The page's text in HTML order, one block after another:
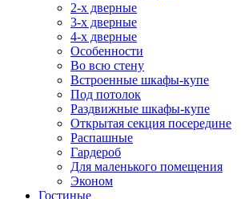
2-х дверные
3-х дверные
4-х дверные
Особенности
Во всю стену
Встроенные шкафы-купе
Под потолок
Раздвижные шкафы-купе
Открытая секция посередине
Распашные
Гардероб
Для маленького помещения
Эконом
Гостиные